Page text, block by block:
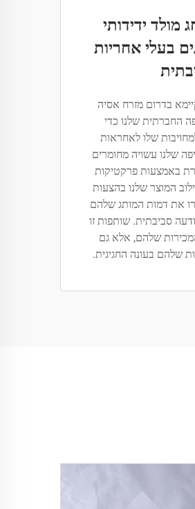
מולד ידידותי
בעלי אחריות
בדרום מזרח אסיה
החברתית שלנו כדי
שלו לאחראות
שלנו עשויה מחומרים
באמצעות פרקטיקות
המוצר שלנו בהצעות
את דמות המותג שלהם
סביבתית. שותפות זו
שלהם, אלא גם
שלהם בעונה החגיגית.